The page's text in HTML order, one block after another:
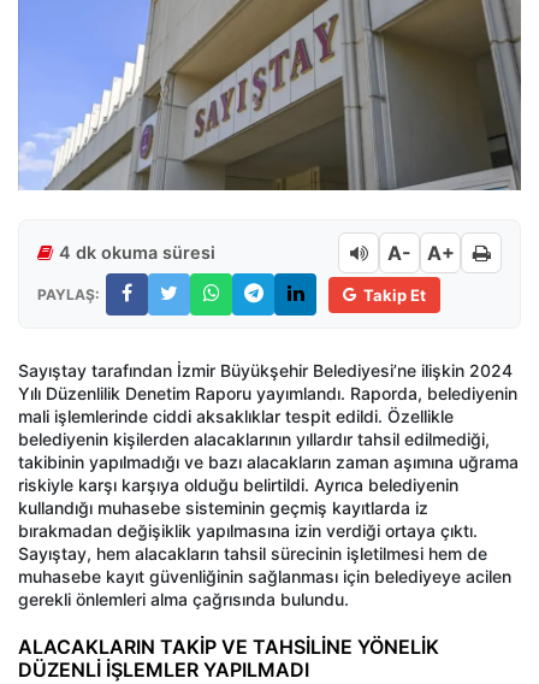
4 dk okuma süresi A- A+
PAYLAŞ: Takip Et
Sayıştay tarafından İzmir Büyükşehir Belediyesi’ne ilişkin 2024
Yılı Düzenlilik Denetim Raporu yayımlandı. Raporda, belediyenin
mali işlemlerinde ciddi aksaklıklar tespit edildi. Özellikle
belediyenin kişilerden alacaklarının yıllardır tahsil edilmediği,
takibinin yapılmadığı ve bazı alacakların zaman aşımına uğrama
riskiyle karşı karşıya olduğu belirtildi. Ayrıca belediyenin
kullandığı muhasebe sisteminin geçmiş kayıtlarda iz
bırakmadan değişiklik yapılmasına izin verdiği ortaya çıktı.
Sayıştay, hem alacakların tahsil sürecinin işletilmesi hem de
muhasebe kayıt güvenliğinin sağlanması için belediyeye acilen
gerekli önlemleri alma çağrısında bulundu.
ALACAKLARIN TAKİP VE TAHSİLİNE YÖNELİK
DÜZENLİ İŞLEMLER YAPILMADI